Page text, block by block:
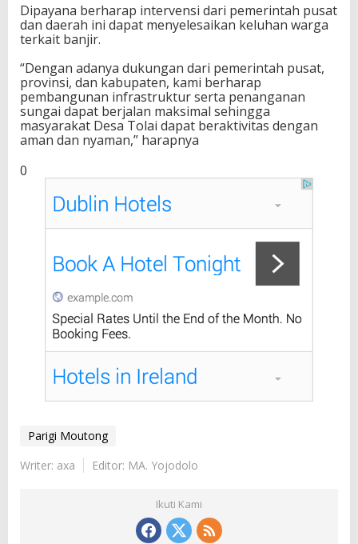
Dipayana berharap intervensi dari pemerintah pusat
dan daerah ini dapat menyelesaikan keluhan warga
terkait banjir.
“Dengan adanya dukungan dari pemerintah pusat,
provinsi, dan kabupaten, kami berharap
pembangunan infrastruktur serta penanganan
sungai dapat berjalan maksimal sehingga
masyarakat Desa Tolai dapat beraktivitas dengan
aman dan nyaman,” harapnya
0
Parigi Moutong
Writer: axa
Editor: MA. Yojodolo
Ikuti Kami